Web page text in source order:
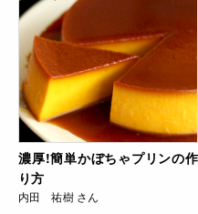
濃厚!簡単かぼちゃプリンの作
り方
内田 祐樹 さん